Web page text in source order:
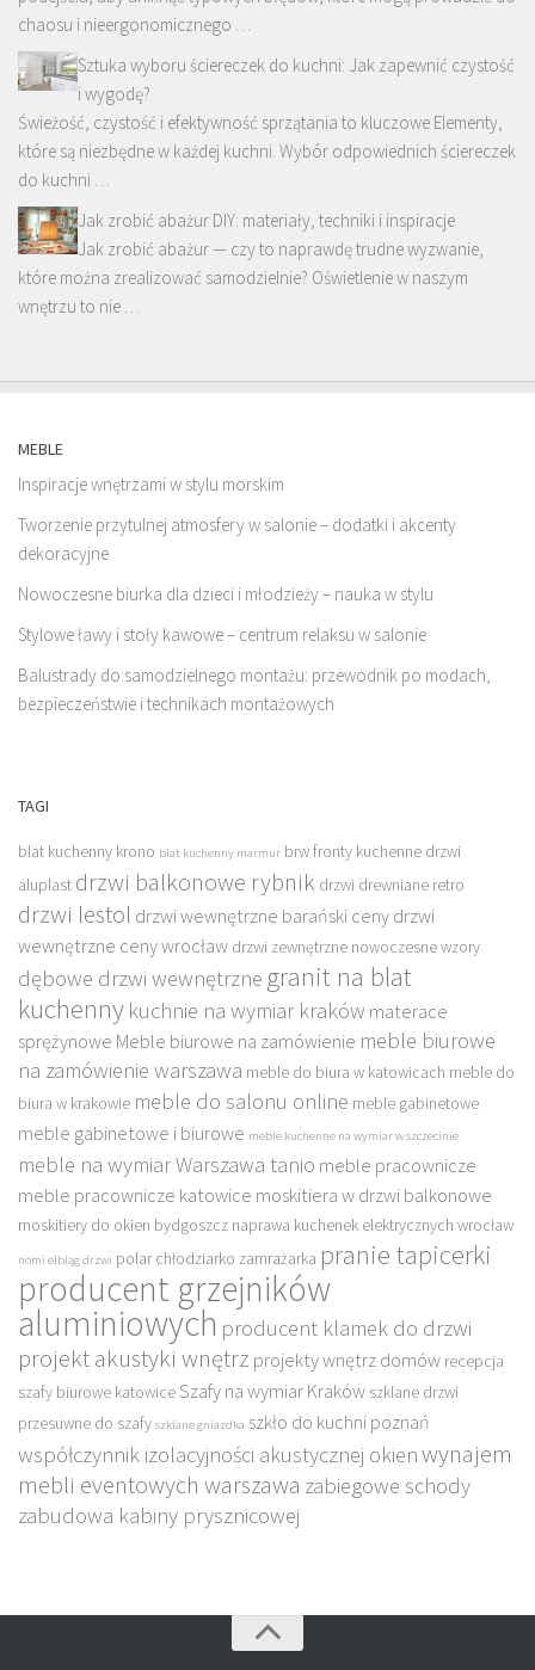
chaosu i nieergonomicznego …
Sztuka wyboru ściereczek do kuchni: Jak zapewnić czystość
i wygodę?
Świeżość, czystość i efektywność sprzątania to kluczowe Elementy,
które są niezbędne w każdej kuchni. Wybór odpowiednich ściereczek
do kuchni …
Jak zrobić abażur DIY: materiały, techniki i inspiracje
Jak zrobić abażur — czy to naprawdę trudne wyzwanie,
które można zrealizować samodzielnie? Oświetlenie w naszym
wnętrzu to nie …
MEBLE
Inspiracje wnętrzami w stylu morskim
Tworzenie przytulnej atmosfery w salonie – dodatki i akcenty
dekoracyjne
Nowoczesne biurka dla dzieci i młodzieży – nauka w stylu
Stylowe ławy i stoły kawowe – centrum relaksu w salonie
Balustrady do samodzielnego montażu: przewodnik po modach,
bezpieczeństwie i technikach montażowych
TAGI
blat kuchenny krono blat kuchenny marmur brw fronty kuchenne drzwi
aluplast drzwi balkonowe rybnik drzwi drewniane retro
drzwi lestol drzwi wewnętrzne barański ceny drzwi
wewnętrzne ceny wrocław drzwi zewnętrzne nowoczesne wzory
dębowe drzwi wewnętrzne granit na blat
kuchenny kuchnie na wymiar kraków materace
sprężynowe Meble biurowe na zamówienie meble biurowe
na zamówienie warszawa meble do biura w katowicach meble do
biura w krakowie meble do salonu online meble gabinetowe
meble gabinetowe i biurowe meble kuchenne na wymiar w szczecinie
meble na wymiar Warszawa tanio meble pracownicze
meble pracownicze katowice moskitiera w drzwi balkonowe
moskitiery do okien bydgoszcz naprawa kuchenek elektrycznych wrocław
nomi elbląg drzwi polar chłodziarko zamrażarka pranie tapicerki
producent grzejników
aluminiowych producent klamek do drzwi
projekt akustyki wnętrz projekty wnętrz domów recepcja
szafy biurowe katowiceSzafy na wymiar Kraków szklane drzwi
przesuwne do szafy szklane gniazdka szkło do kuchni poznań
współczynnik izolacyjności akustycznej okienwynajem
mebli eventowych warszawa zabiegowe schody
zabudowa kabiny prysznicowej